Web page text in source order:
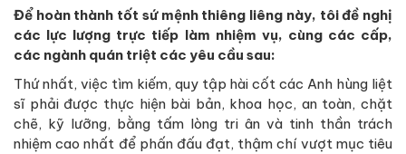
Để hoàn thành tốt sứ mệnh thiêng liêng này, tôi đề nghị
các lực lượng trực tiếp làm nhiệm vụ, cùng các cấp,
các ngành quán triệt các yêu cầu sau:
Thứ nhất, việc tìm kiếm, quy tập hài cốt các Anh hùng liệt
sĩ phải được thực hiện bài bản, khoa học, an toàn, chặt
chẽ, kỹ lưỡng, bằng tấm lòng tri ân và tinh thần trách
nhiệm cao nhất để phấn đấu đạt, thậm chí vượt mục tiêu